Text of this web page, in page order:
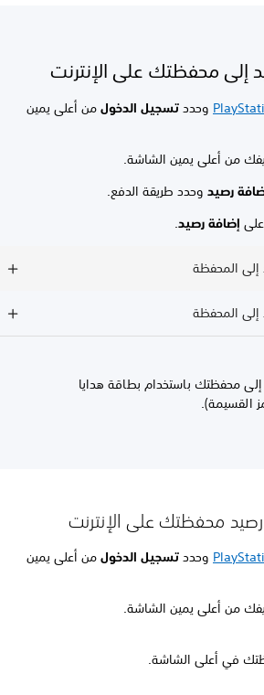
إلى محفظتك على الإنترنت
وحددتسجيل الدخولمن أعلى يمين
من أعلى يمين الشاشة.
رصيدوحدد طريقة الدفع.
إضافة رصيد.
محفظتك باستخدام بطاقة هدايا
محفظتك على الإنترنت
وحددتسجيل الدخولمن أعلى يمين
من أعلى يمين الشاشة.
في أعلى الشاشة.